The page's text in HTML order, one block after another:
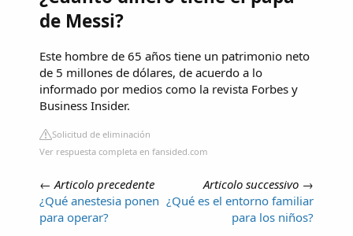
de Messi?
Este hombre de 65 años tiene un patrimonio neto
de 5 millones de dólares, de acuerdo a lo
informado por medios como la revista Forbes y
Business Insider.
Solicitud de eliminación
Ver respuesta completa en fansided.com
← Articolo precedente
¿Qué anestesia ponen
para operar?
Articolo successivo →
¿Qué es el entorno familiar
para los niños?